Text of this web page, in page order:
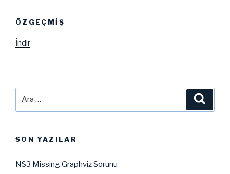
ÖZGEÇMIŞ
İndir
SON YAZILAR
NS3 Missing Graphviz Sorunu